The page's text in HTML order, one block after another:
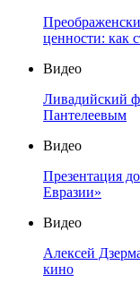
ценности: как
Видео
Ливадийский
Пантелеевым
Видео
Презентация
Евразии»
Видео
Алексей
кино